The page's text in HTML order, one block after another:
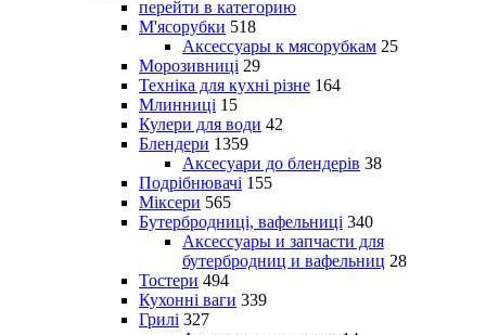
перейти в категорию
М'ясорубки 518
Аксессуары к мясорубкам 25
Морозивниці 29
Техніка для кухні різне 164
Млинниці 15
Кулери для води 42
Блендери 1359
Аксесуари до блендерів 38
Подрібнювачі 155
Міксери 565
Бутербродниці, вафельниці 340
Аксессуары и запчасти для
бутербродниц и вафельниц 28
Тостери 494
Кухонні ваги 339
Грилі 327